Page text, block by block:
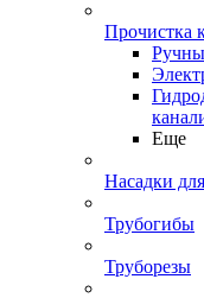
Прочистка
Еще
Насадки
Трубогибы
Труборезы